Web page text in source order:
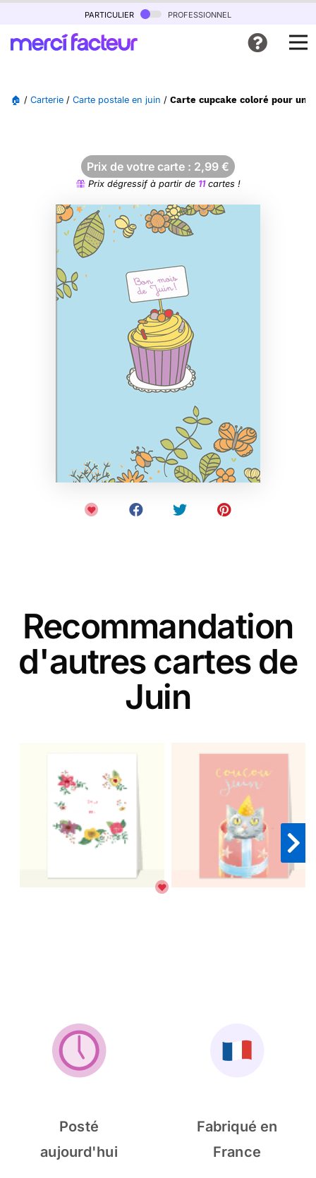
particulier professionnel
🏠 / Carterie / Carte postale en juin / Carte cupcake coloré pour un
Prix de votre carte : 2,99 €
Prix dégressif à partir de 11cartes !
Recommandation
d'autres cartes de
Juin
Posté
aujourd'hui
Fabriqué en
France